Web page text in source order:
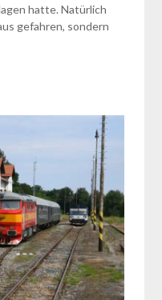
hatte. Natürlich
gefahren, sondern